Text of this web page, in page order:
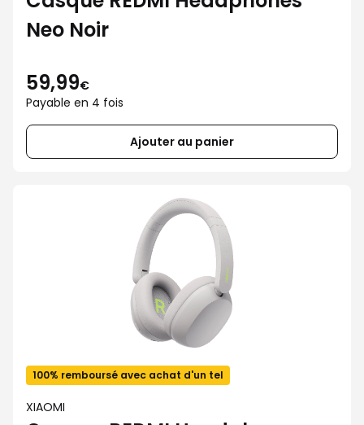
Neo Noir
59,99€
Payable en 4 fois
Ajouter au panier
100% remboursé avec achat d'un tel
XIAOMI